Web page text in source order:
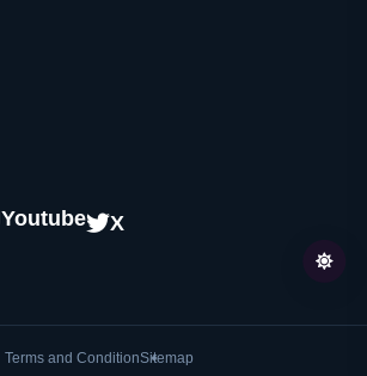
Youtube X
Terms and ConditionSitemap